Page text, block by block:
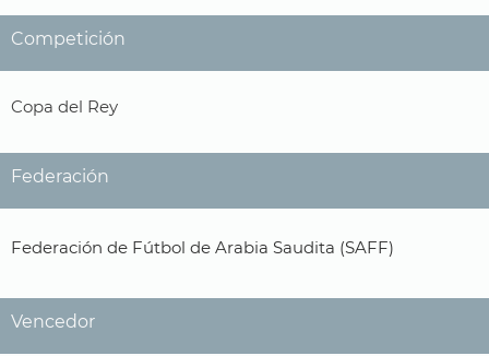
Competición
Copa del Rey
Federación
Federación de Fútbol de Arabia Saudita (SAFF)
Vencedor